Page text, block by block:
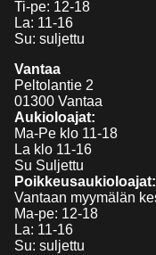
Ti-pe: 12-18
La: 11-16
Su: suljettu
Vantaa
Peltolantie 2
01300 Vantaa
Aukioloajat:
Ma-Pe klo 11-18
La klo 11-16
Su Suljettu
Poikkeusaukioloajat:
Vantaan myymälän
Ma-pe: 12-18
La: 11-16
Su: suljettu